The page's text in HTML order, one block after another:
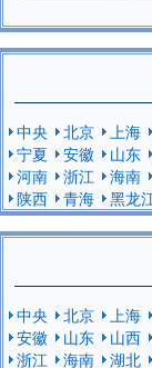
中央 北京 上海
宁夏
安徽 山东
河南
浙江 海南
陕西
青海 黑龙
中央 北京 上海
安徽
山东 山西
浙江
海南 湖北